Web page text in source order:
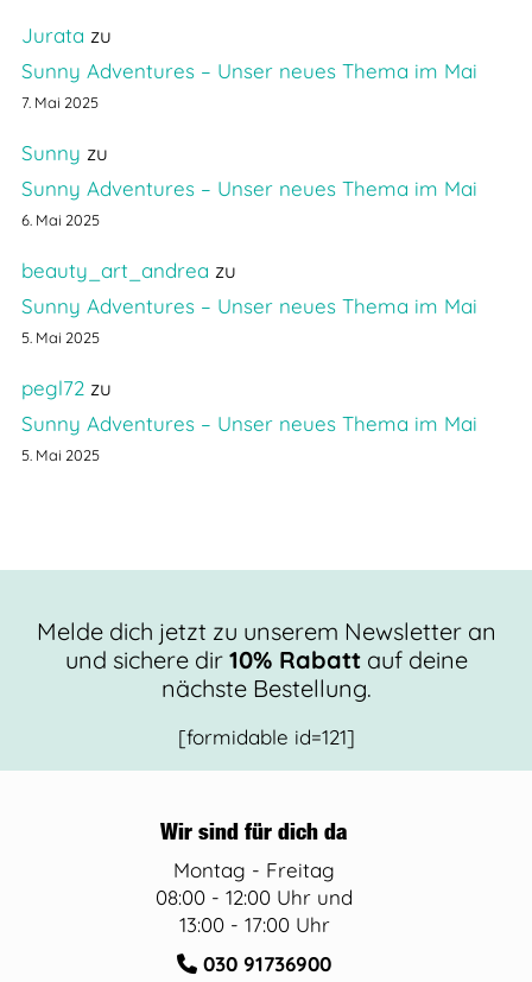
Jurata zu
Sunny Adventures – Unser neues Thema im Mai
7. Mai 2025
Sunny zu
Sunny Adventures – Unser neues Thema im Mai
6. Mai 2025
beauty_art_andrea zu
Sunny Adventures – Unser neues Thema im Mai
5. Mai 2025
pegl72zu
Sunny Adventures – Unser neues Thema im Mai
5. Mai 2025
Melde dich jetzt zu unserem Newsletter an
und sichere dir 10% Rabattauf deine
nächste Bestellung.
[formidable id=121]
Wir sind für dich da
Montag - Freitag
08:00 - 12:00 Uhr und
13:00 - 17:00 Uhr
030 91736900